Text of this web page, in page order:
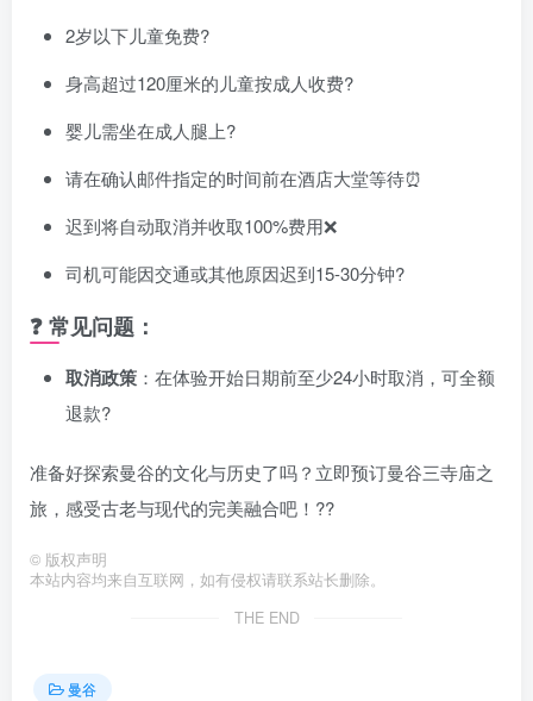
2岁以下儿童免费?
身高超过120厘米的儿童按成人收费?
婴儿需坐在成人腿上?
请在确认邮件指定的时间前在酒店大堂等待⏰
迟到将自动取消并收取100%费用❌
司机可能因交通或其他原因迟到15-30分钟?
❓ 常见问题：
取消政策 ：在体验开始日期前至少24小时取消，可全额
退款?
准备好探索曼谷的文化与历史了吗？立即预订曼谷三寺庙之
旅，感受古老与现代的完美融合吧！??
© 版权声明
本站内容均来自互联网，如有侵权请联系站长删除。
THE END
曼谷